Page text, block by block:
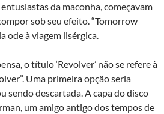
da maconha, começavam
sob seu efeito. “Tomorrow
ode à viagem lisérgica.
o título ‘Revolver’ não se refere à
Uma primeira opção seria
sendo descartada. A capa do disco
um amigo antigo dos tempos de